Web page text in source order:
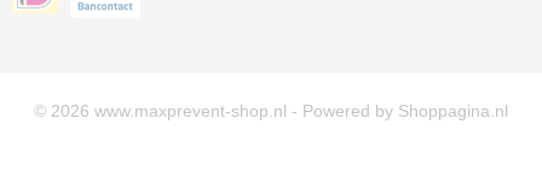
© 2026 www.maxprevent-shop.nl - Powered by Shoppagina.nl